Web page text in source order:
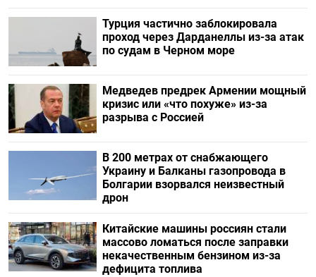
Турция частично заблокировала
проход через Дарданеллы из-за атак
по судам в Черном море
Медведев предрек Армении мощный
кризис или «что похуже» из-за
разрыва с Россией
В 200 метрах от снабжающего
Украину и Балканы газопровода в
Болгарии взорвался неизвестный
дрон
Китайские машины россиян стали
массово ломаться после заправки
некачественным бензином из-за
дефицита топлива